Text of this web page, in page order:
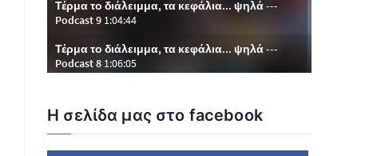
Η σελίδα μας στο facebook